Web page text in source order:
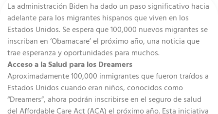
La administración Biden ha dado un paso significativo hacia
adelante para los migrantes hispanos que viven en los
Estados Unidos. Se espera que 100,000 nuevos migrantes se
inscriban en ‘Obamacare’ el próximo año, una noticia que
trae esperanza y oportunidades para muchos.
Acceso a la Salud para los Dreamers
Aproximadamente 100,000 inmigrantes que fueron traídos a
Estados Unidos cuando eran niños, conocidos como
“Dreamers”, ahora podrán inscribirse en el seguro de salud
del Affordable Care Act (ACA) el próximo año. Esta iniciativa